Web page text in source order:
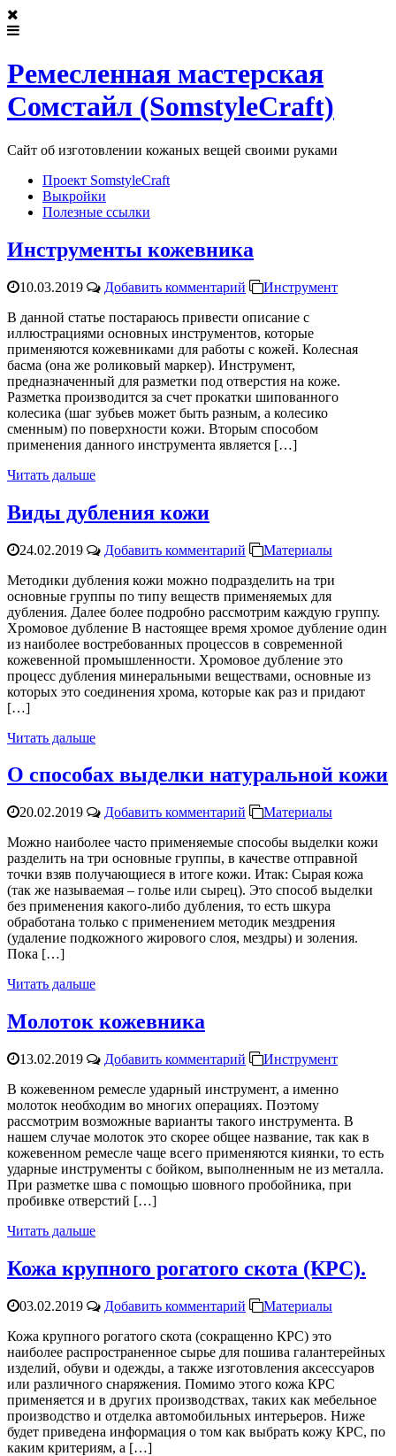
Ремесленная мастерская
Сомстайл (SomstyleCraft)
Сайт об изготовлении кожаных вещей своими руками
Проект SomstyleCraft
Выкройки
Полезные ссылки
Инструменты кожевника
10.03.2019 Добавить комментарий
Инструмент
В данной статье постараюсь привести описание с
иллюстрациями основных инструментов, которые
применяются кожевниками для работы с кожей. Колесная
басма (она же роликовый маркер). Инструмент,
предназначенный для разметки под отверстия на коже.
Разметка производится за счет прокатки шипованного
колесика (шаг зубьев может быть разным, а колесико
сменным) по поверхности кожи. Вторым способом
применения данного инструмента является […]
Читать дальше
Виды дубления кожи
24.02.2019 Добавить комментарий
Материалы
Методики дубления кожи можно подразделить на три
основные группы по типу веществ применяемых для
дубления. Далее более подробно рассмотрим каждую группу.
Хромовое дубление В настоящее время хромое дубление один
из наиболее востребованных процессов в современной
кожевенной промышленности. Хромовое дубление это
процесс дубления минеральными веществами, основные из
которых это соединения хрома, которые как раз и придают
[…]
Читать дальше
О способах выделки натуральной кожи
20.02.2019 Добавить комментарий
Материалы
Можно наиболее часто применяемые способы выделки кожи
разделить на три основные группы, в качестве отправной
точки взяв получающиеся в итоге кожи. Итак: Сырая кожа
(так же называемая – голье или сырец). Это способ выделки
без применения какого-либо дубления, то есть шкура
обработана только с применением методик мездрения
(удаление подкожного жирового слоя, мездры) и золения.
Пока […]
Читать дальше
Молоток кожевника
13.02.2019 Добавить комментарий
Инструмент
В кожевенном ремесле ударный инструмент, а именно
молоток необходим во многих операциях. Поэтому
рассмотрим возможные варианты такого инструмента. В
нашем случае молоток это скорее общее название, так как в
кожевенном ремесле чаще всего применяются киянки, то есть
ударные инструменты с бойком, выполненным не из металла.
При разметке шва с помощью шовного пробойника, при
пробивке отверстий […]
Читать дальше
Кожа крупного рогатого скота (КРС).
03.02.2019 Добавить комментарий
Материалы
Кожа крупного рогатого скота (сокращенно КРС) это
наиболее распространенное сырье для пошива галантерейных
изделий, обуви и одежды, а также изготовления аксессуаров
или различного снаряжения. Помимо этого кожа КРС
применяется и в других производствах, таких как мебельное
производство и отделка автомобильных интерьеров. Ниже
будет приведена информация о том как выбрать кожу КРС, по
каким критериям, а […]